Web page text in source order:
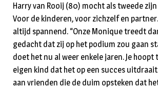
Harry van Rooij (80) mocht als tweede
Voor de kinderen, voor zichzelf en
altijd spannend. “Onze Monique treedt
gedacht dat zij op het podium zou gaan
doet het nu al weer enkele jaren. Je hoopt
eigen kind dat het op een succes
aan vrienden die de duim opsteken dat